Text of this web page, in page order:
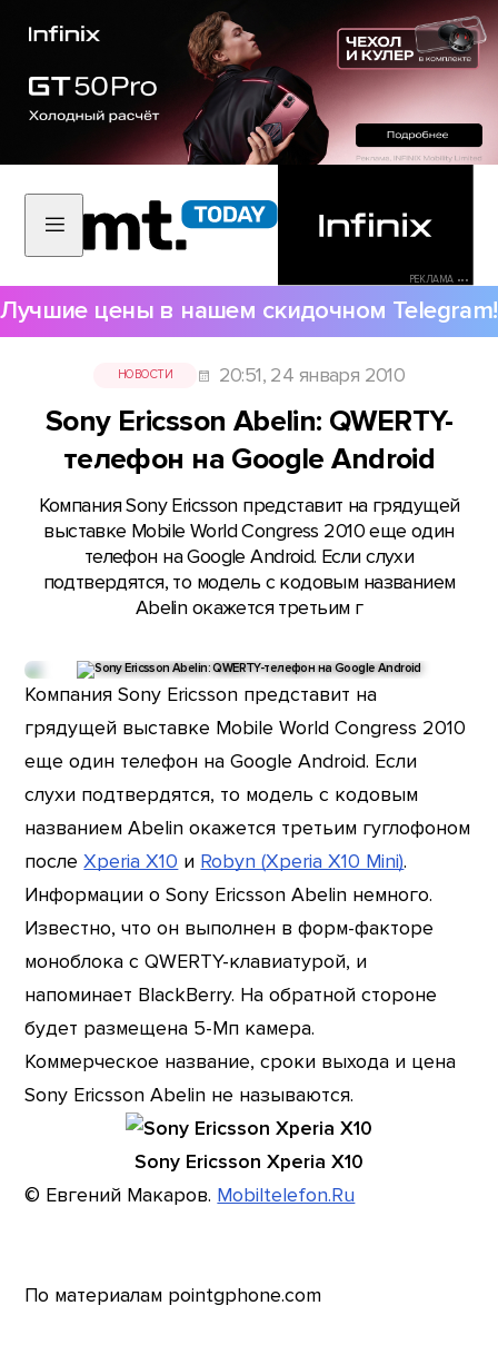
РЕКЛАМА •••
Лучшие цены в нашем скидочном Telegram!
НОВОСТИ 20:51, 24 января 2010
Sony Ericsson Abelin: QWERTY-
телефон на Google Android
Компания Sony Ericsson представит на грядущей
выставке Mobile World Congress 2010 еще один
телефон на Google Android. Если слухи
подтвердятся, то модель с кодовым названием
Abelin окажется третьим г
Компания Sony Ericsson представит на
грядущей выставке Mobile World Congress 2010
еще один телефон на Google Android. Если
слухи подтвердятся, то модель с кодовым
названием Abelin окажется третьим гуглофоном
послеXperia X10 и Robyn (Xperia X10 Mini).
Информации о Sony Ericsson Abelin немного.
Известно, что он выполнен в форм-факторе
моноблока с QWERTY-клавиатурой, и
напоминает BlackBerry. На обратной стороне
будет размещена 5-Мп камера.
Коммерческое название, сроки выхода и цена
Sony Ericsson Abelin не называются.
Sony Ericsson Xperia X10
© Евгений Макаров. Mobiltelefon.Ru
По материалам pointgphone.com